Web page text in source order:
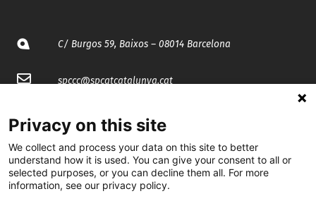
C/ Burgos 59, Baixos – 08014 Barcelona
spccc@spcgtcatalunya.cat
@CGTCatalunya
cgtcatalunya
Privacy on this site
We collect and process your data on this site to better
understand how it is used. You can give your consent to all or
selected purposes, or you can decline them all. For more
information, see our privacy policy.